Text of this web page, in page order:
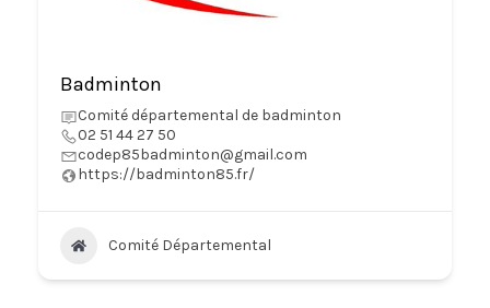
Badminton
Comité départemental de badminton
02 51 44 27 50
codep85badminton@gmail.com
https://badminton85.fr/
Comité Départemental